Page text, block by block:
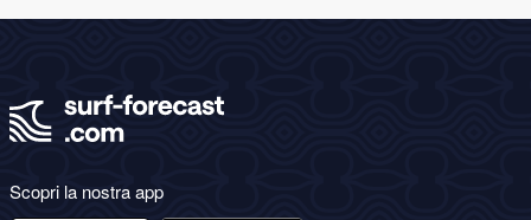
Scopri la nostra app